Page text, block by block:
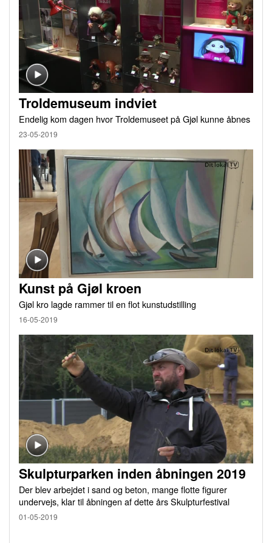
Troldemuseum indviet
Endelig kom dagen hvor Troldemuseet på Gjøl kunne åbnes
23-05-2019
Kunst på Gjøl kroen
Gjøl kro lagde rammer til en flot kunstudstilling
16-05-2019
Skulpturparken inden åbningen 2019
Der blev arbejdet i sand og beton, mange flotte figurer
undervejs, klar til åbningen af dette års Skulpturfestival
01-05-2019